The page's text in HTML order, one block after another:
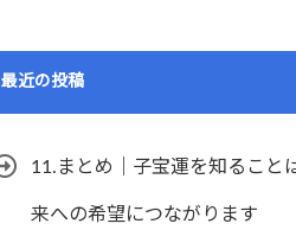
最近の投稿
11.まとめ｜子宝運を知ること
来への希望につながります